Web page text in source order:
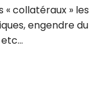
collatéraux » les
engendre du